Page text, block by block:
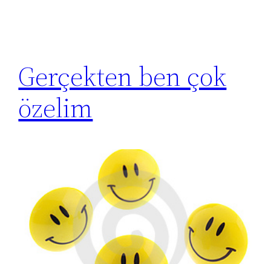
Gerçekten ben çok
özelim